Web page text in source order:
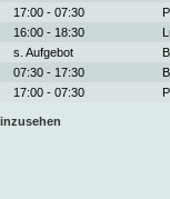
17:00 - 07:30
16:00 - 18:30
s. Aufgebot
07:30 - 17:30
17:00 - 07:30